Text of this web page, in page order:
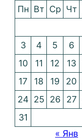
Пн Вт Ср Чт
3
4 5 6
10
11 12 13
17
18 19 20
24 25 26 27
31
« Янв